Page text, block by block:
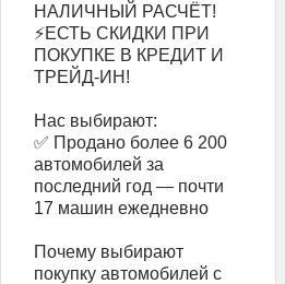
НАЛИЧНЫЙ РАСЧЁТ!
⚡ЕСТЬ СКИДКИ ПРИ
ПОКУПКЕ В КРЕДИТ И
ТРЕЙД-ИН!
Нас выбирают:
✅ Продано более 6 200
автомобилей за
последний год — почти
17 машин ежедневно
Почему выбирают
покупку автомобилей с